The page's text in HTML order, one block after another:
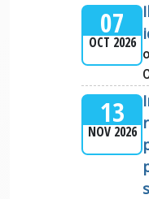
07
OCT 2026
13
NOV 2026